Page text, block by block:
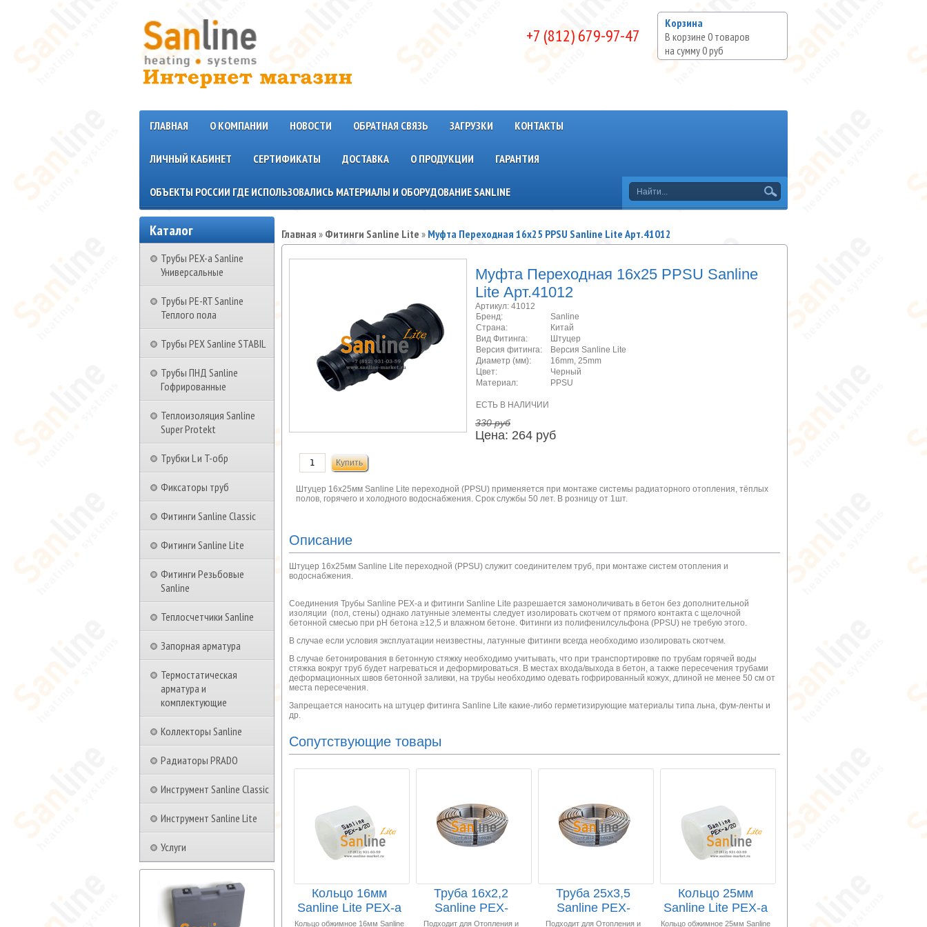
Корзина
В корзине 0 товаров
на сумму0 руб
+7 (812) 679-97-47
ГЛАВНАЯ О КОМПАНИИ НОВОСТИ ОБРАТНАЯ СВЯЗЬ ЗАГРУЗКИ КОНТАКТЫ
ЛИЧНЫЙ КАБИНЕТ СЕРТИФИКАТЫ ДОСТАВКА О ПРОДУКЦИИ ГАРАНТИЯ
ОБЪЕКТЫ РОССИИ ГДЕ ИСПОЛЬЗОВАЛИСЬ МАТЕРИАЛЫ И ОБОРУДОВАНИЕ SANLINE
Каталог
Трубы PEX-a Sanline
Универсальные
Трубы PE-RT Sanline
Теплого пола
Трубы PEX Sanline STABIL
Трубы ПНД Sanline
Гофрированные
Теплоизоляция Sanline
Super Protekt
Трубки L и T-обр
Фиксаторы труб
Фитинги Sanline Classic
Фитинги Sanline Lite
Фитинги Резьбовые
Sanline
Теплосчетчики Sanline
Запорная арматура
Термостатическая
арматура и
комплектующие
Коллекторы Sanline
Радиаторы PRADO
Инструмент Sanline Classic
Инструмент Sanline Lite
Услуги
Главная » Фитинги Sanline Lite » Муфта Переходная 16x25 PPSU Sanline Lite Арт.41012
Муфта Переходная 16x25 PPSU Sanline
Lite Арт.41012
Артикул: 41012
Бренд:
Sanline
Страна:
Китай
Вид Фитинга:
Штуцер
Версия фитинга:
Версия Sanline Lite
Диаметр (мм):
16mm, 25mm
Цвет:
Черный
Материал:
PPSU
ЕСТЬ В НАЛИЧИИ
330 руб
Цена: 264 руб
Штуцер 16x25мм Sanline Lite переходной (PPSU) применяется при монтаже системы радиаторного отопления, тёплых
полов, горячего и холодного водоснабжения. Срок службы 50 лет. В розницу от 1шт.
Описание
Штуцер 16x25мм Sanline Lite переходной (PPSU) служит соединителем труб, при монтаже систем отопления и
водоснабжения.
Соединения Трубы Sanline PEX-a и фитинги Sanline Lite разрешается замоноличивать в бетон без дополнительной
изоляции (пол, стены) однако латунные элементы следует изолировать скотчем от прямого контакта с щелочной
бетонной смесью при pH бетона ≥12,5 и влажном бетоне. Фитинги из полифенилсульфона (PPSU) не требую этого.
В случае если условия эксплуатации неизвестны, латунные фитинги всегда необходимо изолировать скотчем.
В случае бетонирования в бетонную стяжку необходимо учитывать, что при транспортировке по трубам горячей воды
стяжка вокруг труб будет нагреваться и деформироваться. В местах входа/выхода в бетон, а также пересечения трубами
деформационных швов бетонной заливки, на трубы необходимо одевать гофрированный кожух, длиной не менее 50 см от
места пересечения.
Запрещается наносить на штуцер фитинга Sanline Lite какие-либо герметизирующие материалы типа льна, фум-ленты и
др.
Сопутствующие товары
Кольцо 16мм
Sanline Lite PEX-a
обжимное с
Кольцо обжимное 16мм Sanline
Труба 16х2,2
Sanline PEX-
a/EVOH 200м
Подходит для Отопления и
Труба 25х3,5
Sanline PEX-
a/EVOH 100м
Подходит для Отопления и
Кольцо 25мм
Sanline Lite PEX-a
обжимное с
Кольцо обжимное 25мм Sanline